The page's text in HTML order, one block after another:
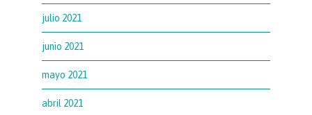
julio 2021
junio 2021
mayo 2021
abril 2021